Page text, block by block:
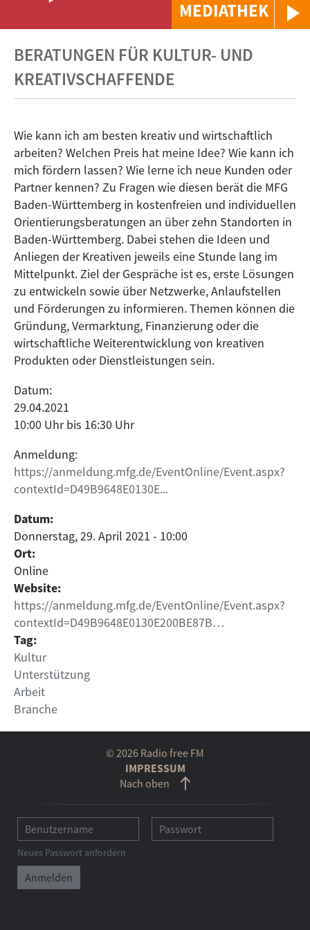
MEDIATHEK
BERATUNGEN FÜR KULTUR- UND
KREATIVSCHAFFENDE
Wie kann ich am besten kreativ und wirtschaftlich
arbeiten? Welchen Preis hat meine Idee? Wie kann ich
mich fördern lassen? Wie lerne ich neue Kunden oder
Partner kennen? Zu Fragen wie diesen berät die MFG
Baden-Württemberg in kostenfreien und individuellen
Orientierungsberatungen an über zehn Standorten in
Baden-Württemberg. Dabei stehen die Ideen und
Anliegen der Kreativen jeweils eine Stunde lang im
Mittelpunkt. Ziel der Gespräche ist es, erste Lösungen
zu entwickeln sowie über Netzwerke, Anlaufstellen
und Förderungen zu informieren. Themen können die
Gründung, Vermarktung, Finanzierung oder die
wirtschaftliche Weiterentwicklung von kreativen
Produkten oder Dienstleistungen sein.
Datum:
29.04.2021
10:00 Uhr bis 16:30 Uhr
Anmeldung:
https://anmeldung.mfg.de/EventOnline/Event.aspx?
contextId=D49B9648E0130E...
Datum:
Donnerstag, 29. April 2021 - 10:00
Ort:
Online
Website:
https://anmeldung.mfg.de/EventOnline/Event.aspx?
contextId=D49B9648E0130E200BE87B…
Tag:
Kultur
Unterstützung
Arbeit
Branche
© 2026 Radio free FM
IMPRESSUM
Nach oben
Neues Passwort anfordern